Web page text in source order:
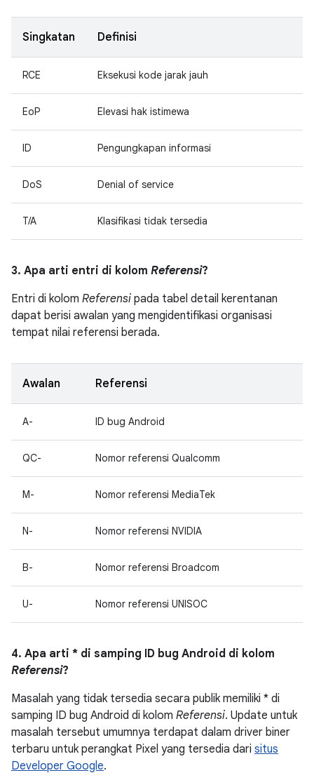
Singkatan Definisi
RCE Eksekusi kode jarak jauh
EoP Elevasi hak istimewa
ID Pengungkapan informasi
DoS Denial of service
T/A Klasifikasi tidak tersedia
3. Apa arti entri di kolom Referensi?
Entri di kolom Referensi pada tabel detail kerentanan
dapat berisi awalan yang mengidentifikasi organisasi
tempat nilai referensi berada.
Awalan Referensi
A- ID bug Android
QC- Nomor referensi Qualcomm
M- Nomor referensi MediaTek
N- Nomor referensi NVIDIA
B- Nomor referensi Broadcom
U- Nomor referensi UNISOC
4. Apa arti * di samping ID bug Android di kolom
Referensi?
Masalah yang tidak tersedia secara publik memiliki * di
samping ID bug Android di kolom Referensi. Update untuk
masalah tersebut umumnya terdapat dalam driver biner
terbaru untuk perangkat Pixel yang tersedia dari situs
Developer Google.